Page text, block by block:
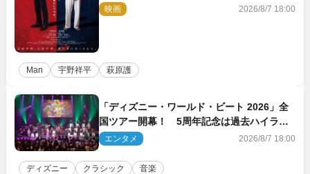
ビジュアル解禁
映画 2026/8/7 18:00
Man 宇野祥平 萩原護
「ディズニー・ワールド・ビート 2026」全
国ツアー開幕！ 5周年記念は過去ハイライ
ト＆クルーズ旅を大満喫！【潜入レポート】
エンタメ 2026/8/7 18:00
ディズニー クラシック 音楽